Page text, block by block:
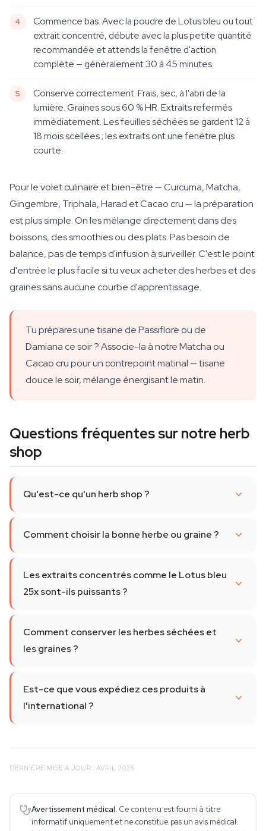
Commence bas. Avec la poudre de Lotus bleu ou tout
extrait concentré, débute avec la plus petite quantité
recommandée et attends la fenêtre d'action
complète — généralement 30 à 45 minutes.
Conserve correctement. Frais, sec, à l'abri de la
lumière. Graines sous 60 % HR. Extraits refermés
immédiatement. Les feuilles séchées se gardent 12 à
18 mois scellées ; les extraits ont une fenêtre plus
courte.
Pour le volet culinaire et bien-être — Curcuma, Matcha,
Gingembre, Triphala, Harad et Cacao cru — la préparation
est plus simple. On les mélange directement dans des
boissons, des smoothies ou des plats. Pas besoin de
balance, pas de temps d'infusion à surveiller. C'est le point
d'entrée le plus facile si tu veux acheter des herbes et des
graines sans aucune courbe d'apprentissage.
Tu prépares une tisane de Passiflore ou de
Damiana ce soir ? Associe-la à notre Matcha ou
Cacao cru pour un contrepoint matinal — tisane
douce le soir, mélange énergisant le matin.
Questions fréquentes sur notre herb
shop
Qu'est-ce qu'un herb shop ?
Comment choisir la bonne herbe ou graine ?
Les extraits concentrés comme le Lotus bleu
25x sont-ils puissants ?
Comment conserver les herbes séchées et
les graines ?
Est-ce que vous expédiez ces produits à
l'international ?
DERNIÈRE MISE À JOUR : AVRIL 2026
Avertissement médical. Ce contenu est fourni à titre
informatif uniquement et ne constitue pas un avis médical.